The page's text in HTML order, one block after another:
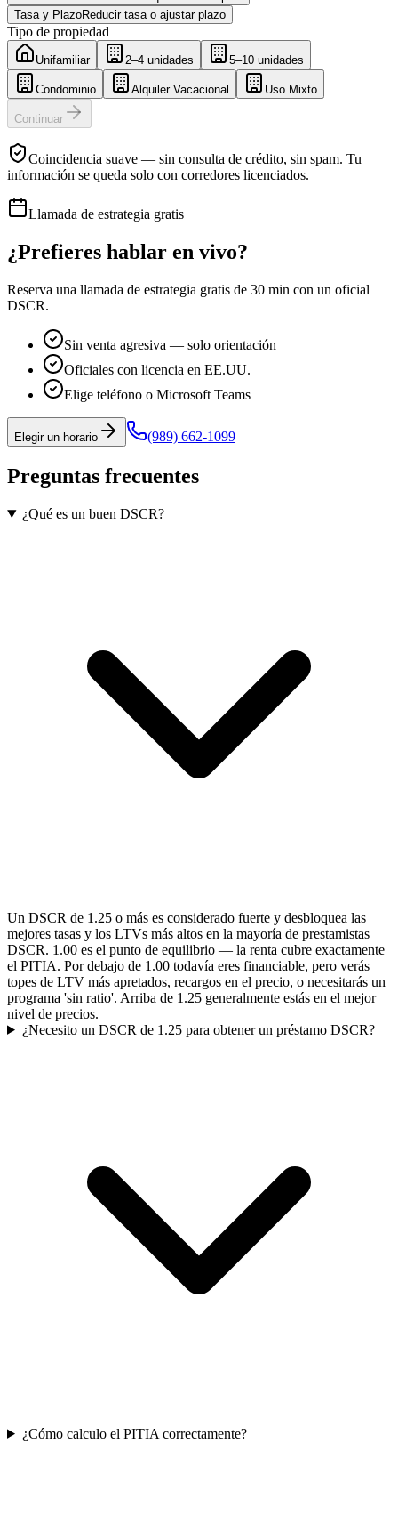
Tasa y PlazoReducir tasa o ajustar plazo
Tipo de propiedad
Unifamiliar 2–4 unidades 5–10 unidades
Condominio Alquiler Vacacional Uso Mixto
Continuar
Coincidencia suave — sin consulta de crédito, sin spam. Tu
información se queda solo con corredores licenciados.
Llamada de estrategia gratis
¿Prefieres hablar en vivo?
Reserva una llamada de estrategia gratis de 30 min con un oficial
DSCR.
Sin venta agresiva — solo orientación
Oficiales con licencia en EE.UU.
Elige teléfono o Microsoft Teams
Elegir un horario (989) 662-1099
Preguntas frecuentes
¿Qué es un buen DSCR?
Un DSCR de 1.25 o más es considerado fuerte y desbloquea las
mejores tasas y los LTVs más altos en la mayoría de prestamistas
DSCR. 1.00 es el punto de equilibrio — la renta cubre exactamente
el PITIA. Por debajo de 1.00 todavía eres financiable, pero verás
topes de LTV más apretados, recargos en el precio, o necesitarás un
programa 'sin ratio'. Arriba de 1.25 generalmente estás en el mejor
nivel de precios.
¿Necesito un DSCR de 1.25 para obtener un préstamo DSCR?
¿Cómo calculo el PITIA correctamente?